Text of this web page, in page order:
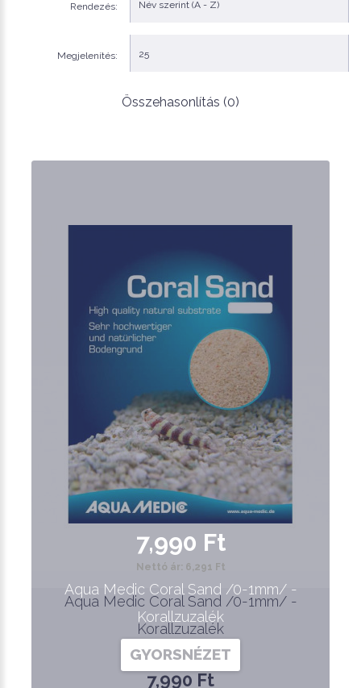
Rendezés:
Megjelenítés:
Összehasonlítás (0)
Aqua Medic Coral Sand /0-1mm/ -
Korallzuzalék
7,990 Ft
7,990 Ft
Nettó ár: 6,291 Ft
Aqua Medic Coral Sand /0-1mm/ -
Korallzuzalék
GYORSNÉZET